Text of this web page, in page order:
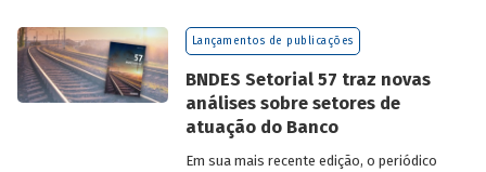
Lançamentos de publicações
BNDES Setorial 57 traz novas
análises sobre setores de
atuação do Banco
Em sua mais recente edição, o periódico